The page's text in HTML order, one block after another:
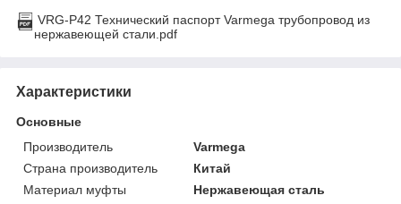
VRG-P42 Технический паспорт Varmega трубопровод из
нержавеющей стали.pdf
Характеристики
Основные
Производитель
Varmega
Страна производитель
Китай
Материал муфты
Нержавеющая сталь